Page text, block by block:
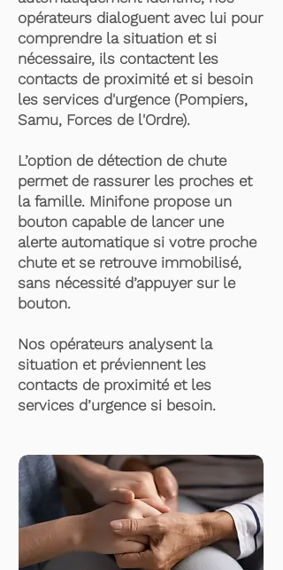
opérateurs dialoguent avec lui pour
comprendre la situation et si
nécessaire, ils contactent les
contacts de proximité et si besoin
les services d'urgence (Pompiers,
Samu, Forces de l'Ordre).
L’option de détection de chute
permet de rassurer les proches et
la famille. Minifone propose un
bouton capable de lancer une
alerte automatique si votre proche
chute et se retrouve immobilisé,
sans nécessité d’appuyer sur le
bouton.
Nos opérateurs analysent la
situation et préviennent les
contacts de proximité et les
services d’urgence si besoin.